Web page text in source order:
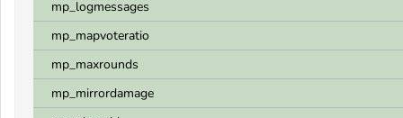
mp_logmessages
mp_mapvoteratio
mp_maxrounds
mp_mirrordamage